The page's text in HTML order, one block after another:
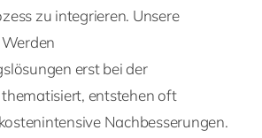
zu integrieren. Unsere
erst bei der
entstehen oft
Nachbesserungen.